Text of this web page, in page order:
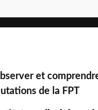
et
de la FPT